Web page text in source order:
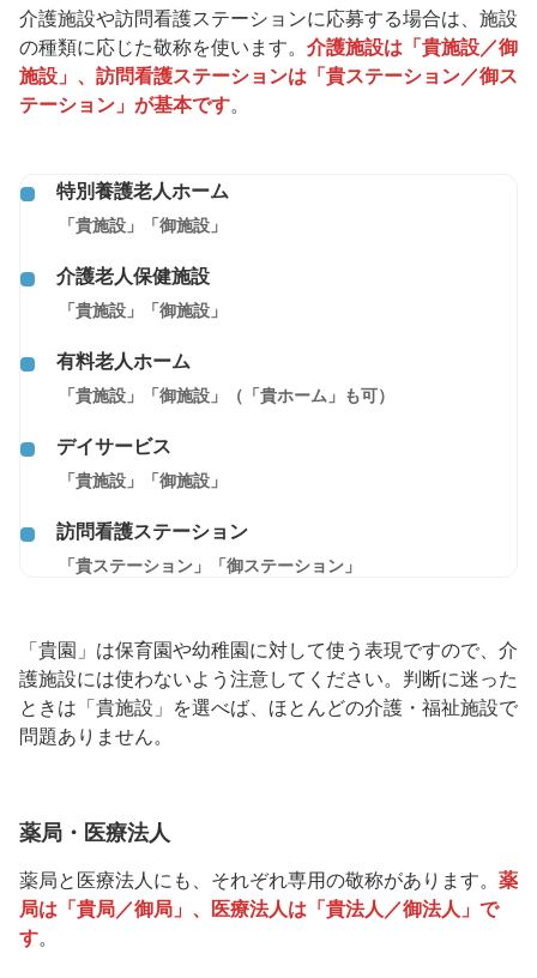
介護施設や訪問看護ステーションに応募する場合は、施設
の種類に応じた敬称を使います。 介護施設は「貴施設／御
施設」、訪問看護ステーションは「貴ステーション／御ス
テーション」が基本です。
特別養護老人ホーム
「貴施設」「御施設」
介護老人保健施設
「貴施設」「御施設」
有料老人ホーム
「貴施設」「御施設」（「貴ホーム」も可）
デイサービス
「貴施設」「御施設」
訪問看護ステーション
「貴ステーション」「御ステーション」
「貴園」は保育園や幼稚園に対して使う表現ですので、介
護施設には使わないよう注意してください。判断に迷った
ときは「貴施設」を選べば、ほとんどの介護・福祉施設で
問題ありません。
薬局・医療法人
薬局と医療法人にも、それぞれ専用の敬称があります。 薬
局は「貴局／御局」、医療法人は「貴法人／御法人」で
す。